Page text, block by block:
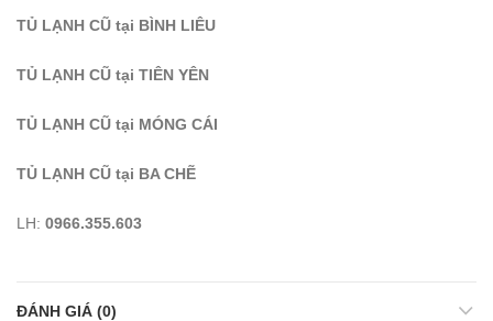
TỦ LẠNH CŨ tại BÌNH LIÊU
TỦ LẠNH CŨ tại TIÊN YÊN
TỦ LẠNH CŨ tại MÓNG CÁI
TỦ LẠNH CŨ tại BA CHẼ
LH: 0966.355.603
ĐÁNH GIÁ (0)